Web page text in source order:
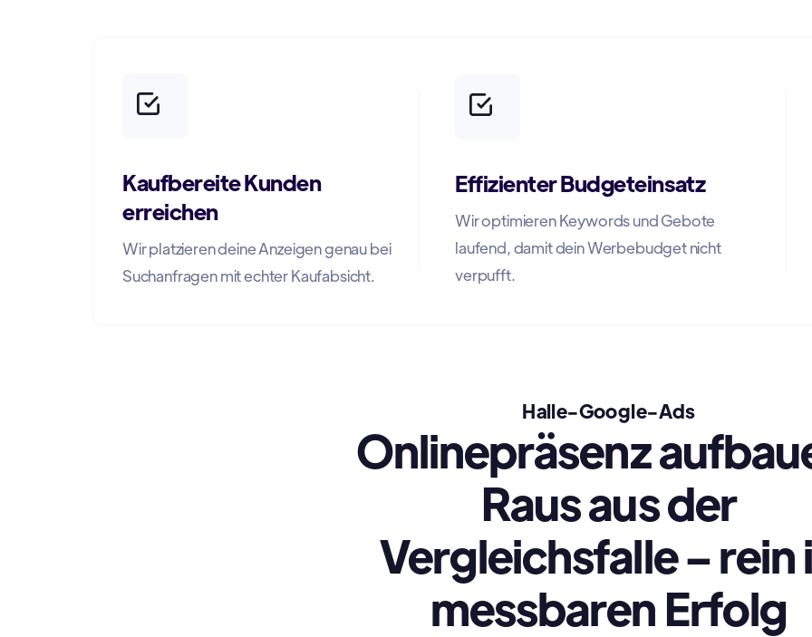
Kaufbereite Kunden
erreichen
Wir platzieren deine Anzeigen genau bei
Suchanfragen mit echter Kaufabsicht.
Effizienter Budgeteinsatz
Wir optimieren Keywords und Gebote
laufend, damit dein Werbebudget nicht
verpufft.
Halle-Google-Ads
Onlinepräsenz
Raus aus der
Vergleichsfalle – rein
messbaren Erfolg